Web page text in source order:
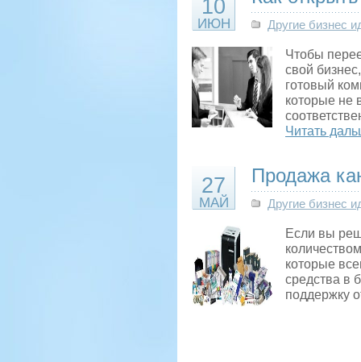
10
ИЮН Другие бизнес
Чтобы
свой
готовый
которые не
Читать
27
МАЙ
Продажа
Другие бизнес
Если вы
которые
средства в
поддержку